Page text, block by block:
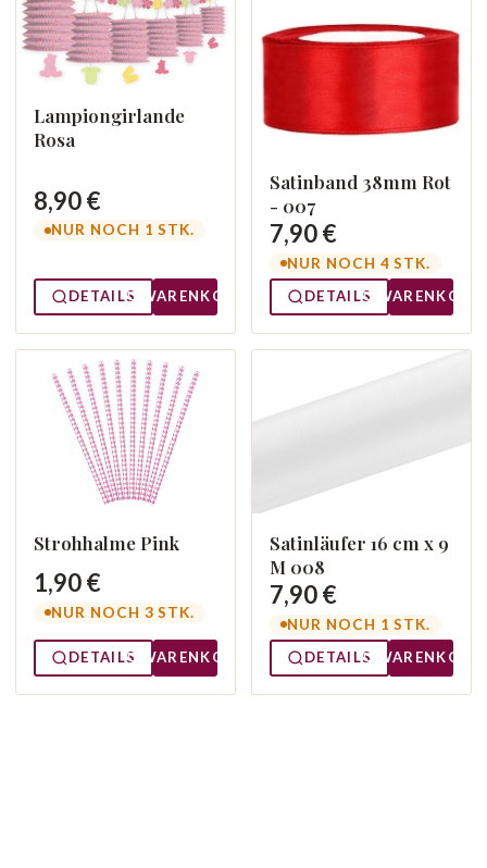
Lampiongirlande
Rosa
8,90 €
NUR NOCH 1 STK.
DETAILS WARENKORB
Satinband 38mm Rot
- 007
7,90 €
NUR NOCH 4 STK.
DETAILS
WARENKORB
Strohhalme Pink
1,90 €
NUR NOCH 3 STK.
DETAILS WARENKORB
Satinläufer 16 cm x 9
M 008
7,90 €
NUR NOCH 1 STK.
DETAILS
WARENKORB